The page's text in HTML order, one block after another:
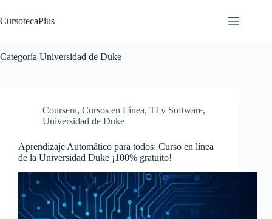
al
contenido
CursotecaPlus
Categoría Universidad de Duke
Coursera, Cursos en Línea, TI y Software,
Universidad de Duke
Aprendizaje Automático para todos: Curso en línea
de la Universidad Duke ¡100% gratuito!